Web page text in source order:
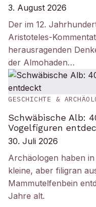
3. August 2026
Der im 12.
Aristoteles-
herausragenden
der Almohaden…
GESCHICHTE &
Schwäbische Alb:
Vogelfiguren
30. Juli 2026
Archäologen haben
kleine, aber filigran
Mammutelfenbein
Jahre alt.